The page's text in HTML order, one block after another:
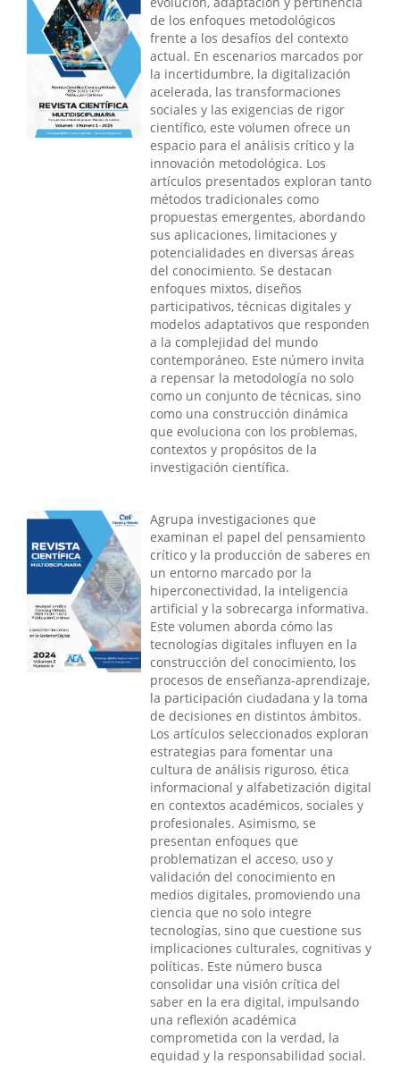
de los enfoques metodológicos
frente a los desafíos del contexto
actual. En escenarios marcados por
la incertidumbre, la digitalización
acelerada, las transformaciones
sociales y las exigencias de rigor
científico, este volumen ofrece un
espacio para el análisis crítico y la
innovación metodológica. Los
artículos presentados exploran tanto
métodos tradicionales como
propuestas emergentes, abordando
sus aplicaciones, limitaciones y
potencialidades en diversas áreas
del conocimiento. Se destacan
enfoques mixtos, diseños
participativos, técnicas digitales y
modelos adaptativos que responden
a la complejidad del mundo
contemporáneo. Este número invita
a repensar la metodología no solo
como un conjunto de técnicas, sino
como una construcción dinámica
que evoluciona con los problemas,
contextos y propósitos de la
investigación científica.
Agrupa investigaciones que
examinan el papel del pensamiento
crítico y la producción de saberes en
un entorno marcado por la
hiperconectividad, la inteligencia
artificial y la sobrecarga informativa.
Este volumen aborda cómo las
tecnologías digitales influyen en la
construcción del conocimiento, los
procesos de enseñanza-aprendizaje,
la participación ciudadana y la toma
de decisiones en distintos ámbitos.
Los artículos seleccionados exploran
estrategias para fomentar una
cultura de análisis riguroso, ética
informacional y alfabetización digital
en contextos académicos, sociales y
profesionales. Asimismo, se
presentan enfoques que
problematizan el acceso, uso y
validación del conocimiento en
medios digitales, promoviendo una
ciencia que no solo integre
tecnologías, sino que cuestione sus
implicaciones culturales, cognitivas y
políticas. Este número busca
consolidar una visión crítica del
saber en la era digital, impulsando
una reflexión académica
comprometida con la verdad, la
equidad y la responsabilidad social.